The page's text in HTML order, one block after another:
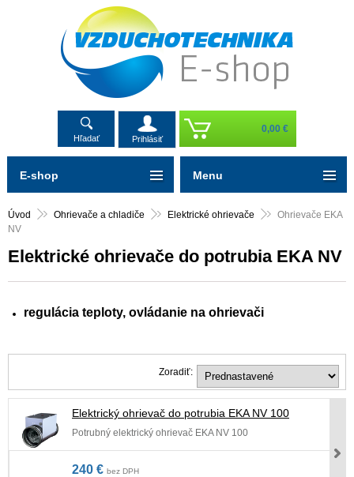
Hľadať Prihlásiť
0,00 €
Úvod Ohrievače a chladiče Elektrické ohrievače
Ohrievače EKA
NV
Elektrické ohrievače do potrubia EKA NV
regulácia teploty, ovládanie na ohrievači
Zoradiť:
Elektrický ohrievač do potrubia EKA NV 100
Potrubný elektrický ohrievač EKA NV 100
240 € bez DPH
E-shop Menu